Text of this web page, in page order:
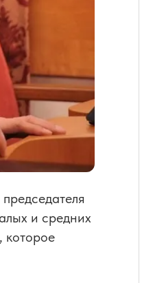
и средних
которое